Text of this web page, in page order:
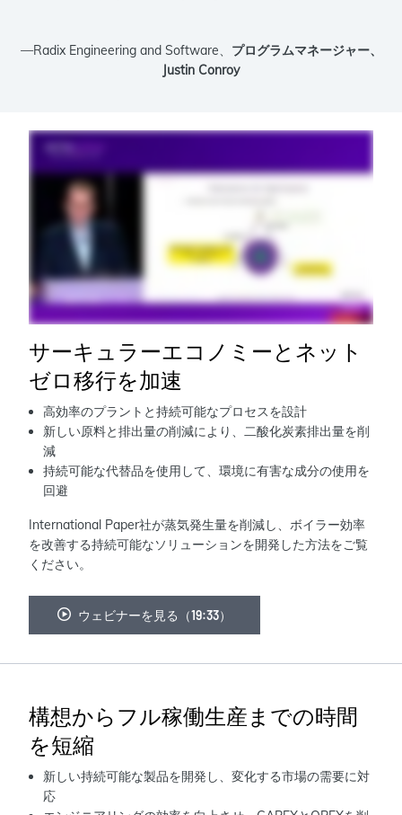
—Radix Engineering and Software、 プログラムマネージャー、
Justin Conroy
サーキュラーエコノミーとネット
ゼロ移行を加速
高効率のプラントと持続可能なプロセスを設計
新しい原料と排出量の削減により、二酸化炭素排出量を削
減
持続可能な代替品を使用して、環境に有害な成分の使用を
回避
International Paper社が蒸気発生量を削減し、ボイラー効率
を改善する持続可能なソリューションを開発した方法をご覧
ください。
ウェビナーを見る（19:33）
構想からフル稼働生産までの時間
を短縮
新しい持続可能な製品を開発し、変化する市場の需要に対
応